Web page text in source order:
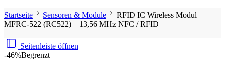
Startseite Sensoren & Module
RFID IC Wireless Modul
MFRC-522 (RC522) – 13,56 MHz NFC / RFID
Seitenleiste öffnen
-46%Begrenzt